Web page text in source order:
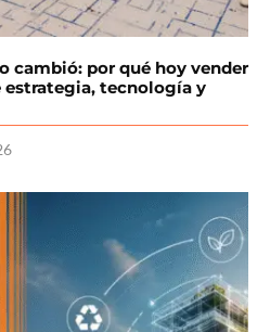
cambió: por qué hoy vender
estrategia, tecnología y